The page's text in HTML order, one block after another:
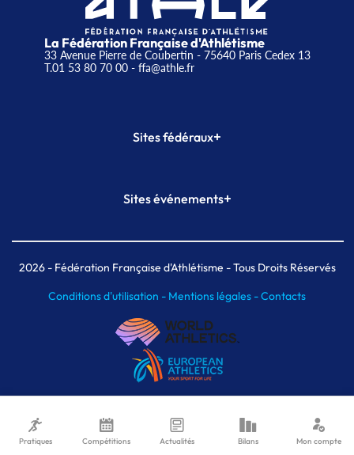
La Fédération Française d'Athlétisme
33 Avenue Pierre de Coubertin - 75640 Paris Cedex 13
T.01 53 80 70 00- ffa@athle.fr
Sites fédéraux+
Plateforme Formation
Sites événements+
Meeting de Paris indoor
MAIF Ekiden de Paris
2026- Fédération Française d'Athlétisme - Tous Droits Réservés
Conditions d'utilisation - Mentions légales -Contacts
Pratiques Compétitions Actualités Bilans Mon compte